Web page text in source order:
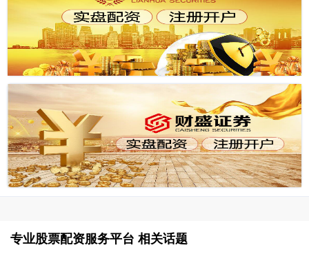
专业股票配资服务平台 相关话题